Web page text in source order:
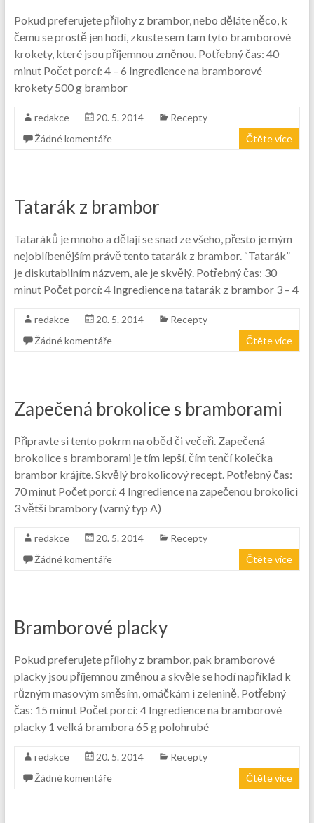
Pokud preferujete přílohy z brambor, nebo děláte něco, k
čemu se prostě jen hodí, zkuste sem tam tyto bramborové
krokety, které jsou příjemnou změnou. Potřebný čas: 40
minut Počet porcí: 4 – 6 Ingredience na bramborové
krokety 500 g brambor
redakce 20. 5. 2014
Recepty
Žádné komentáře
Čtěte více
Tatarák z brambor
Tataráků je mnoho a dělají se snad ze všeho, přesto je mým
nejoblíbenějším právě tento tatarák z brambor. “Tatarák”
je diskutabilním názvem, ale je skvělý. Potřebný čas: 30
minut Počet porcí: 4 Ingredience na tatarák z brambor 3 – 4
redakce 20. 5. 2014
Recepty
Žádné komentáře
Čtěte více
Zapečená brokolice s bramborami
Připravte si tento pokrm na oběd či večeři. Zapečená
brokolice s bramborami je tím lepší, čím tenčí kolečka
brambor krájíte. Skvělý brokolicový recept. Potřebný čas:
70 minut Počet porcí: 4 Ingredience na zapečenou brokolici
3 větší brambory (varný typ A)
redakce 20. 5. 2014
Recepty
Žádné komentáře
Čtěte více
Bramborové placky
Pokud preferujete přílohy z brambor, pak bramborové
placky jsou příjemnou změnou a skvěle se hodí například k
různým masovým směsím, omáčkám i zelenině. Potřebný
čas: 15 minut Počet porcí: 4 Ingredience na bramborové
placky 1 velká brambora 65 g polohrubé
redakce 20. 5. 2014
Recepty
Žádné komentáře
Čtěte více